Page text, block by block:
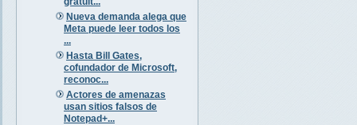
Nueva demanda alega que
Meta puede leer todos los
...
Hasta Bill Gates,
cofundador de Microsoft,
reconoc...
Actores de amenazas
usan sitios falsos de
Notepad+...